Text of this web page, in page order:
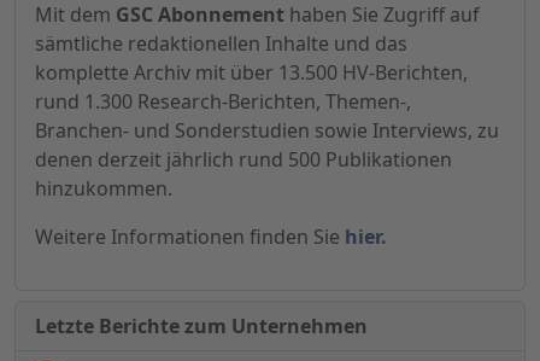
Mit dem GSC Abonnement haben Sie Zugriff auf
sämtliche redaktionellen Inhalte und das
komplette Archiv mit über 13.500 HV-Berichten,
rund 1.300 Research-Berichten, Themen-,
Branchen- und Sonderstudien sowie Interviews, zu
denen derzeit jährlich rund 500 Publikationen
hinzukommen.
Weitere Informationen finden Sie hier.
Letzte Berichte zum Unternehmen